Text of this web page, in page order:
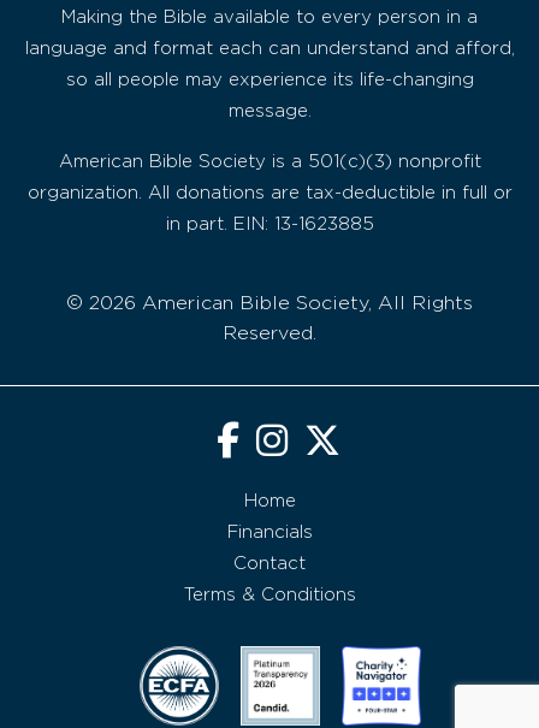
Making the Bible available to every person in a
language and format each can understand and afford,
so all people may experience its life-changing
message.
American Bible Society is a 501(c)(3) nonprofit
organization. All donations are tax-deductible in full or
in part. EIN: 13-1623885
© 2026 American Bible Society, All Rights
Reserved.
Home
Financials
Contact
Terms & Conditions